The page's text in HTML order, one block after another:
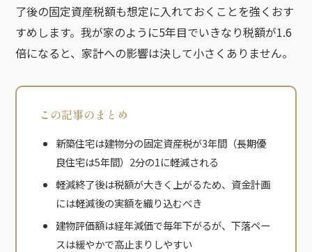
了後の固定資産税額も想定に入れておくことを強くおす
すめします。我が家のように5年目でいきなり税額が1.6
倍になると、家計への影響は決して小さくありません。
この記事のまとめ
新築住宅は建物分の固定資産税が3年間（長期優
良住宅は5年間）2分の1に軽減される
軽減終了後は税額が大きく上がるため、資金計画
には軽減後の実額を織り込むべき
建物評価額は経年減価で毎年下がるが、下落ペー
スは緩やかで高止まりしやすい